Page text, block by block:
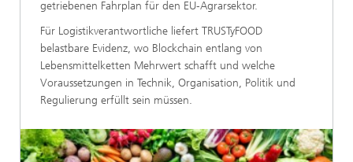
getriebenen Fahrplan für den EU‑Agrarsektor.
Für Logistikverantwortliche liefert TRUSTyFOOD
belastbare Evidenz, wo Blockchain entlang von
Lebensmittelketten Mehrwert schafft und welche
Voraussetzungen in Technik, Organisation, Politik und
Regulierung erfüllt sein müssen.